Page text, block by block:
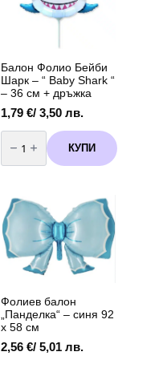
Балон Фолио Бейби
Шарк – “ Baby Shark “
– 36 см + дръжка
1,79 €/ 3,50 лв.
количество
за
Балон
Фолио
Baby
Shark
"
36
КУПИ
Фолиев балон
„Панделка“ – синя 92
х 58 см
2,56 €/ 5,01 лв.